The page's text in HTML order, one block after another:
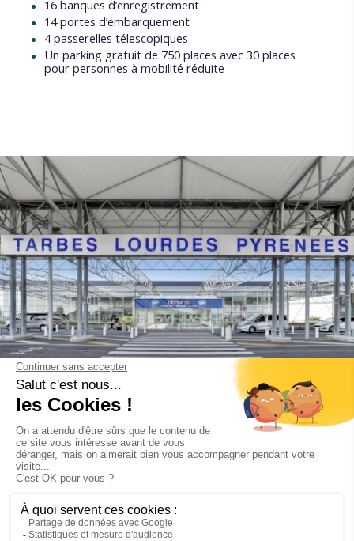
16 banques d’enregistrement
14 portes d’embarquement
4 passerelles télescopiques
Un parking gratuit de 750 places avec 30 places
pour personnes à mobilité réduite
Activité aérienne par
typologie de vols